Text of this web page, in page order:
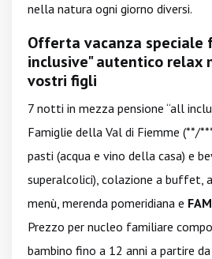
nella natura ogni giorno diversi.
Offerta vacanza speciale
inclusive" autentico relax
vostri figli
7 notti in mezza pensione “all
Famiglie della Val di Fiemme (**/
pasti (acqua e vino della casa) e
superalcolici), colazione a buffet,
menù, merenda pomeridiana e
Prezzo per nucleo familiare
bambino fino a 12 anni a partire